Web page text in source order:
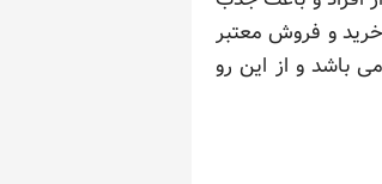
و فروش معتبر
باشد و از این رو